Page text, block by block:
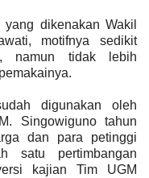
dikenakan Wakil
motifnya sedikit
namun tidak lebih
digunakan oleh
Singowiguno tahun
dan para petinggi
satu pertimbangan
kajian Tim UGM